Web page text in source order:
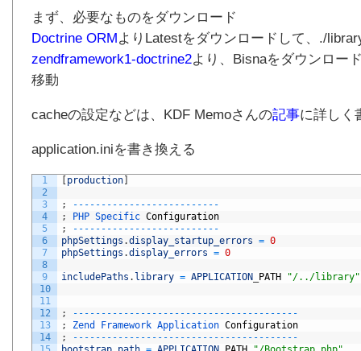
まず、必要なものをダウンロード
Doctrine ORMよりLatestをダウンロードして、./
zendframework1-doctrine2より、Bisnaをダウンロー
移動
cacheの設定などは、KDF Memoさんの記事に詳しく
application.iniを書き換える
1
2
3
4
5
6
7
8
9
10
11
12
13
14
[production]
; -- -- -- -- -- -- -- -- -- -- -- -- --
;
PHP Specific Configuration
;
-- -- -- -- -- -- -- -- -- -- -- -- --
phpSettings .display_startup_errors = 0
phpSettings .display_errors = 0
includePaths . library = APPLICATION PATH "/../library"
; -- -- -- -- -- -- -- -- -- -- -- -- -- -- -- -- -- -- -- --
;
Zend Framework Application Configuration
;
-- -- -- -- -- -- -- -- -- -- -- -- -- -- -- -- -- -- -- --